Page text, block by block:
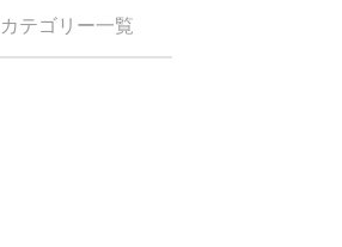
カテゴリー一覧